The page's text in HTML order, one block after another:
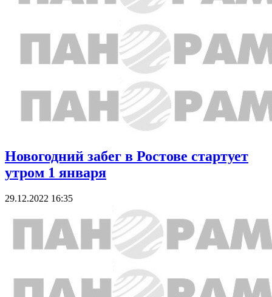
Новогодний забег в Ростове стартует
утром 1 января
29.12.2022 16:35